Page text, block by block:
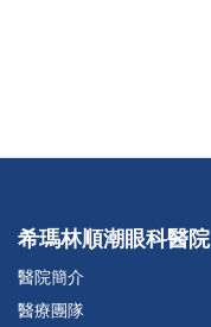
希瑪林順潮眼科醫院
醫院簡介
醫療團隊